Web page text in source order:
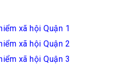
xã hội Quận 1
xã hội Quận 2
xã hội Quận 3